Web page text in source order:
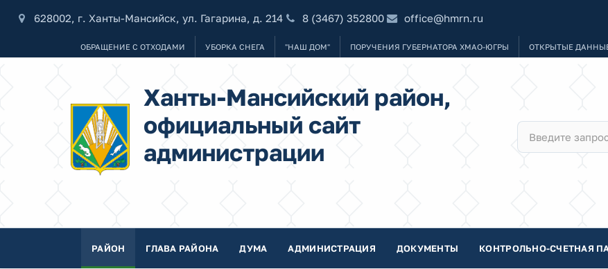
628002, г. Ханты-Мансийск, ул. Гагарина, д. 214 8 (3467) 352800 office@hmrn.ru
ОБРАЩЕНИЕ С ОТХОДАМИ УБОРКА СНЕГА "НАШ ДОМ" ПОРУЧЕНИЯ ГУБЕРНАТОРА ХМАО-ЮГРЫ ОТКРЫТЫЕ
Ханты-Мансийский район,
официальный сайт
администрации
РАЙОН ГЛАВА РАЙОНА ДУМА АДМИНИСТРАЦИЯ ДОКУМЕНТЫ КОНТРОЛЬНО-СЧЕТНАЯ